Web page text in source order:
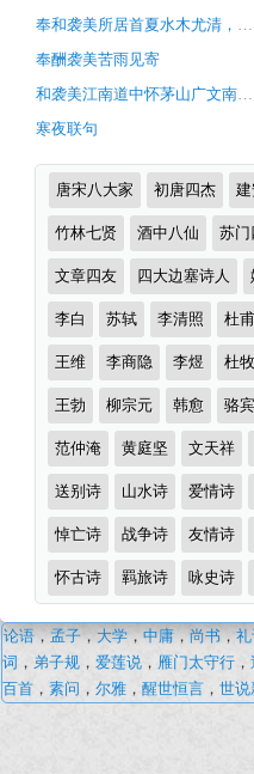
蒙）
原
文
注
及
赏
析
（完）-
诗
词
奉和袭美所居首夏水木尤清，适然有作次韵
奉酬袭美苦雨见寄
和袭美江南道中怀茅山广文南阳博士三首次韵
寒夜联句
诗
词
分
类
唐宋八大家 初唐四杰
竹林七贤 酒中八仙 苏门
文章四友 四大边塞诗人
李白 苏轼 李清照 杜甫
王维 李商隐 李煜 杜牧
王勃 柳宗元 韩愈 骆
范仲淹 黄庭坚 文天祥
送别诗 山水诗 爱情诗
悼亡诗 战争诗 友情诗
怀古诗 羁旅诗 咏史诗
和
袭
美
论语 ，孟子，大学 ，中庸，尚书 ，
词 ， 弟子规 ，爱莲说 ， 雁门太守行 ，
百首 ，素问 ，尔雅 ，醒世恒言 ，世说